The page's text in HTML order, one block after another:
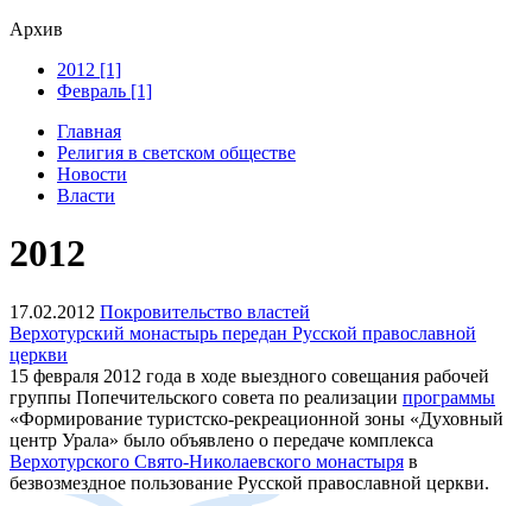
Архив
2012 [1]
Февраль [1]
Главная
Религия в светском обществе
Новости
Власти
2012
17.02.2012 Покровительство властей
Верхотурский монастырь передан Русской православной
церкви
15 февраля 2012 года в ходе выездного совещания рабочей
группы Попечительского совета по реализации программы
«Формирование туристско-рекреационной зоны «Духовный
центр Урала» было объявлено о передаче комплекса
Верхотурского Свято-Николаевского монастыря в
безвозмездное пользование Русской православной церкви.